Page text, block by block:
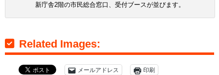
新庁舎2階の市民総合窓口、受付ブースが並びます。
Related Images:
メールアドレス 印刷